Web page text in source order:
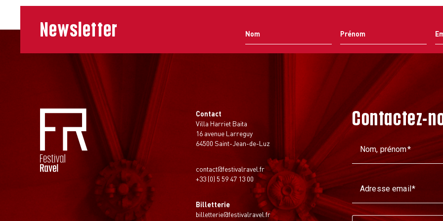
Newsletter
Contact
Villa Harriet Baita
16 avenue Larreguy
64500 Saint-Jean-de-Luz
contact@festivalravel.fr
+33 (0) 5 59 47 13 00
Billetterie
billetterie@festivalravel.fr
Contactez-
Nom, prénom
Adresse email